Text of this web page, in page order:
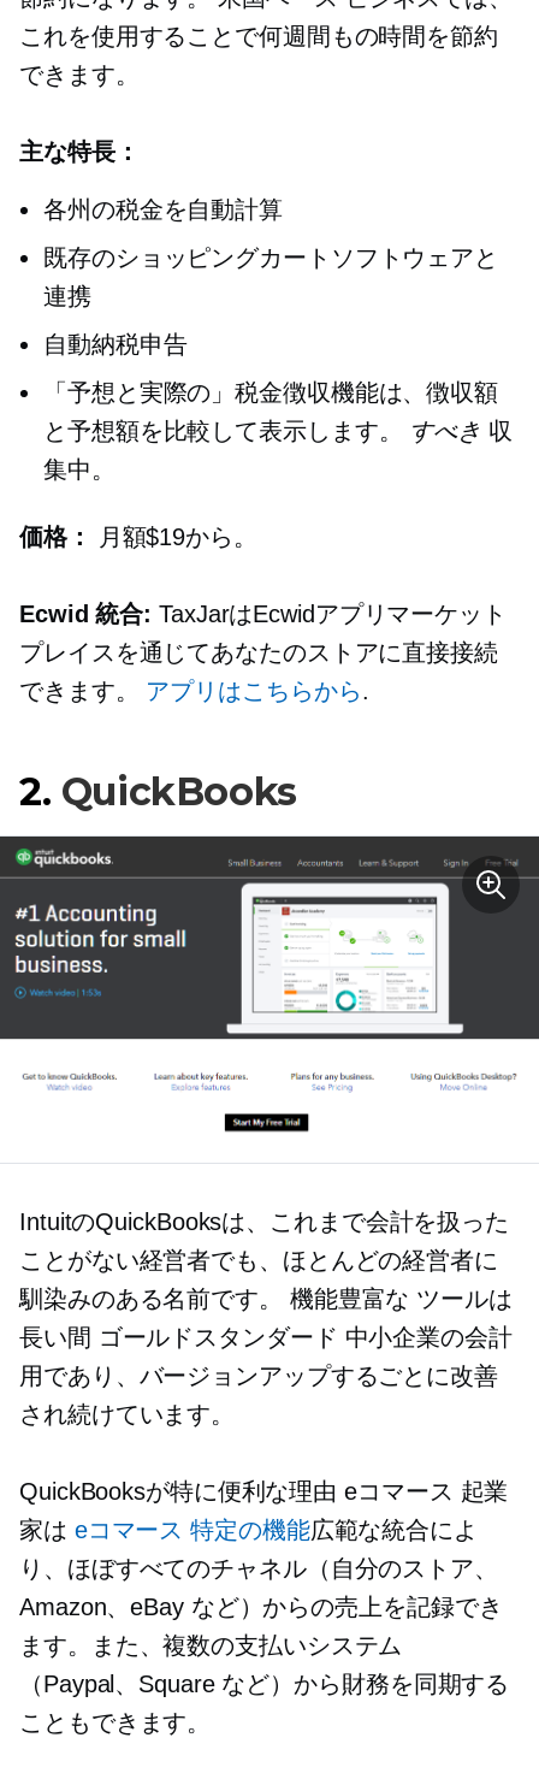
これを使用することで何週間もの時間を節約
できます。
主な特長：
各州の税金を自動計算
既存のショッピングカートソフトウェアと
連携
自動納税申告
「予想と実際の」税金徴収機能は、徴収額
と予想額を比較して表示します。
すべき 収
集中。
価格： 月額$19から。
Ecwid 統合: TaxJarはEcwidアプリマーケット
プレイスを通じてあなたのストアに直接接続
できます。 アプリはこちらから.
2. QuickBooks
IntuitのQuickBooksは、これまで会計を扱った
ことがない経営者でも、ほとんどの経営者に
馴染みのある名前です。 機能豊富な ツールは
長い間 ゴールドスタンダード 中小企業の会計
用であり、バージョンアップするごとに改善
され続けています。
QuickBooksが特に便利な理由eコマース 起業
家は eコマース 特定の機能広範な統合によ
り、ほぼすべてのチャネル（自分のストア、
Amazon、eBay など）からの売上を記録でき
ます。また、複数の支払いシステム
（Paypal、Square など）から財務を同期する
こともできます。